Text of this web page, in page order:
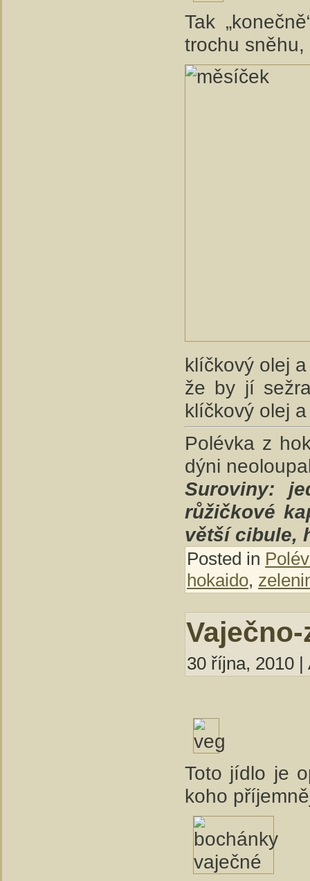
Tak
trochu sněhu,
klíčkový olej
že by jí
klíčkový olej
Polévka z
dýni
Suroviny:
růžičkové
větší cibule,
Posted in
hokaido,
30 října, 2010
Toto jídlo je
koho